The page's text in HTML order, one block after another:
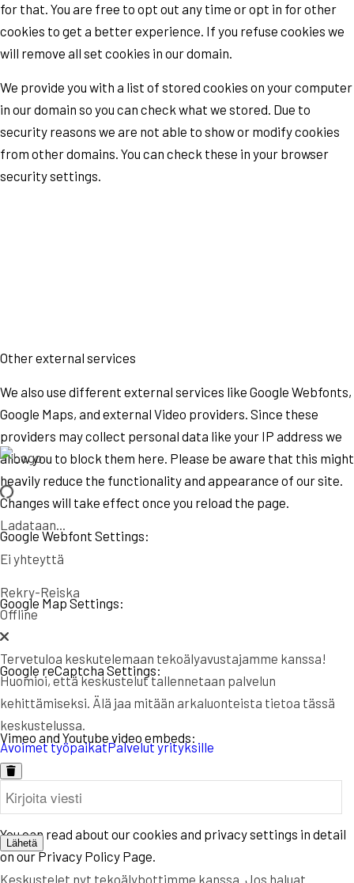
Ladataan...
Ei yhteyttä
Rekry-Reiska
Offline
Tervetuloa keskutelemaan tekoälyavustajamme kanssa!
Huomioi, että keskustelut tallennetaan palvelun
kehittämiseksi. Älä jaa mitään arkaluonteista tietoa tässä
keskustelussa.
Avoimet työpaikatPalvelut yrityksille
Lähetä
Keskustelet nyt tekoälybottimme kanssa. Jos haluat
for that. You are free to opt out any time or opt in for other
cookies to get a better experience. If you refuse cookies we
will remove all set cookies in our domain.
We provide you with a list of stored cookies on your computer
in our domain so you can check what we stored. Due to
security reasons we are not able to show or modify cookies
from other domains. You can check these in your browser
security settings.
Other external services
We also use different external services like Google Webfonts,
Google Maps, and external Video providers. Since these
providers may collect personal data like your IP address we
allow you to block them here. Please be aware that this might
heavily reduce the functionality and appearance of our site.
Changes will take effect once you reload the page.
Google Webfont Settings:
Google Map Settings:
Google reCaptcha Settings:
Vimeo and Youtube video embeds:
Privacy Policy
You can read about our cookies and privacy settings in detail
on our Privacy Policy Page.